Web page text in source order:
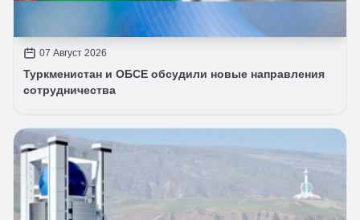
07 Август 2026
Туркменистан и ОБСЕ обсудили новые направления
сотрудничества